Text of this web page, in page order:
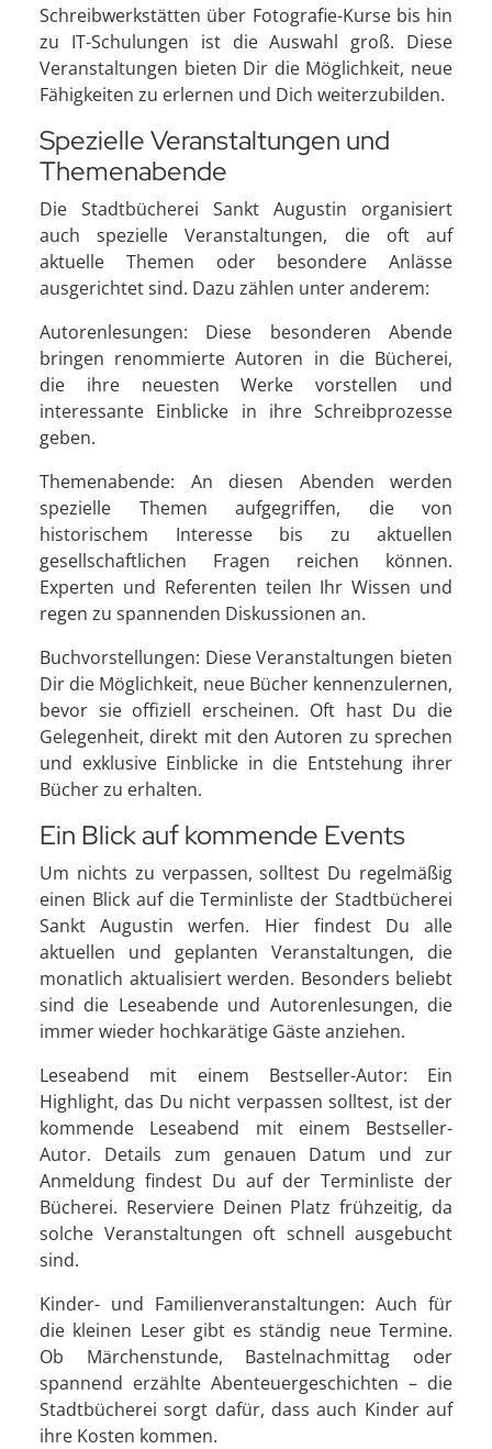
Schreibwerkstätten über Fotografie-Kurse bis hin
zu IT-Schulungen ist die Auswahl groß. Diese
Veranstaltungen bieten Dir die Möglichkeit, neue
Fähigkeiten zu erlernen und Dich weiterzubilden.
Spezielle Veranstaltungen und
Themenabende
Die Stadtbücherei Sankt Augustin organisiert
auch spezielle Veranstaltungen, die oft auf
aktuelle Themen oder besondere Anlässe
ausgerichtet sind. Dazu zählen unter anderem:
Autorenlesungen: Diese besonderen Abende
bringen renommierte Autoren in die Bücherei,
die ihre neuesten Werke vorstellen und
interessante Einblicke in ihre Schreibprozesse
geben.
Themenabende: An diesen Abenden werden
spezielle Themen aufgegriffen, die von
historischem Interesse bis zu aktuellen
gesellschaftlichen Fragen reichen können.
Experten und Referenten teilen Ihr Wissen und
regen zu spannenden Diskussionen an.
Buchvorstellungen: Diese Veranstaltungen bieten
Dir die Möglichkeit, neue Bücher kennenzulernen,
bevor sie offiziell erscheinen. Oft hast Du die
Gelegenheit, direkt mit den Autoren zu sprechen
und exklusive Einblicke in die Entstehung ihrer
Bücher zu erhalten.
Ein Blick auf kommende Events
Um nichts zu verpassen, solltest Du regelmäßig
einen Blick auf die Terminliste der Stadtbücherei
Sankt Augustin werfen. Hier findest Du alle
aktuellen und geplanten Veranstaltungen, die
monatlich aktualisiert werden. Besonders beliebt
sind die Leseabende und Autorenlesungen, die
immer wieder hochkarätige Gäste anziehen.
Leseabend mit einem Bestseller-Autor: Ein
Highlight, das Du nicht verpassen solltest, ist der
kommende Leseabend mit einem Bestseller-
Autor. Details zum genauen Datum und zur
Anmeldung findest Du auf der Terminliste der
Bücherei. Reserviere Deinen Platz frühzeitig, da
solche Veranstaltungen oft schnell ausgebucht
sind.
Kinder- und Familienveranstaltungen: Auch für
die kleinen Leser gibt es ständig neue Termine.
Ob Märchenstunde, Bastelnachmittag oder
spannend erzählte Abenteuergeschichten – die
Stadtbücherei sorgt dafür, dass auch Kinder auf
ihre Kosten kommen.